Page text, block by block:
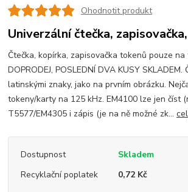
Ohodnotit produkt
Univerzální čtečka,
Čtečka, kopírka, zapisovačka tokenů pouze
DOPRODEJ, POSLEDNÍ DVA KUSY
latinskými znaky, jako na prvním obrázku.
tokeny/karty na 125 kHz. EM4100 lze jen číst
T5577/EM4305 i zápis (je na ně možné zk...
Dostupnost
Skladem
Recyklační poplatek
0,72 Kč